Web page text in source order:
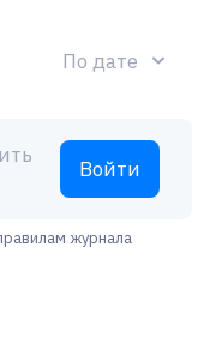
По дате
Войти
журнала